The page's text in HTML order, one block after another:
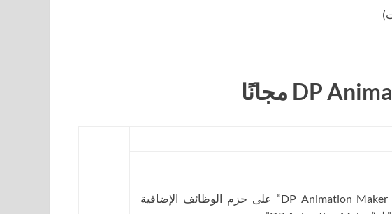
يحتوي المجلد “DP Animation Maker Addons Ru” على حزم الوظائف الإضافية